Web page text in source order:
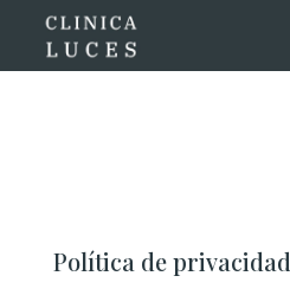
Política de privacidad